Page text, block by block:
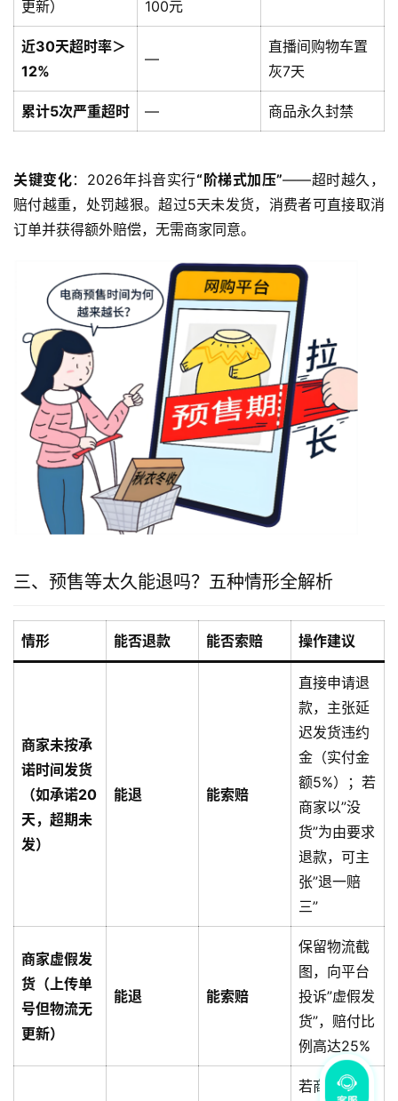
更新） 100元
近30天超时率＞
12%
—
直播间购物车置
灰7天
累计5次严重超时 — 商品永久封禁
关键变化：2026年抖音实行“阶梯式加压”——超时越久，
赔付越重，处罚越狠。超过5天未发货，消费者可直接取消
订单并获得额外赔偿，无需商家同意。
三、预售等太久能退吗？五种情形全解析
情形 能否退款 能否索赔 操作建议
商家未按承
诺时间发货
（如承诺20
天，超期未
发）
能退 能索赔
直接申请退
款，主张延
迟发货违约
金（实付金
额5%）；若
商家以”没
货”为由要求
退款，可主
张”退一赔
三”
商家虚假发
货（上传单
号但物流无
更新）
能退 能索赔
保留物流截
图，向平台
投诉”虚假发
货”，赔付比
例高达25%
若商家未违